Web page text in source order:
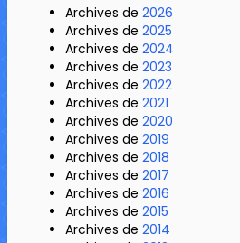
Archives de 2026
Archives de 2025
Archives de 2024
Archives de 2023
Archives de 2022
Archives de 2021
Archives de 2020
Archives de 2019
Archives de 2018
Archives de 2017
Archives de 2016
Archives de 2015
Archives de 2014